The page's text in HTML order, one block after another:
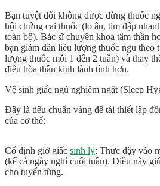
Bạn tuyệt đối không được dừng thuốc
hội chứng cai thuốc (lo âu, tim đập
toàn bộ). Bác sĩ chuyên khoa tâm thần
bạn giảm dần liều lượng thuốc ngủ theo
lượng thuốc mỗi 1 đến 2 tuần) và thay
điều hòa thần kinh lành tính hơn.
Vệ sinh giấc ngủ nghiêm ngặt (Sleep
Đây là tiêu chuẩn vàng để tái thiết lập
của cơ thể:
Cố định giờ giấc sinh lý: Thức dậy vào
(kể cả ngày nghỉ cuối tuần). Điều này
cho tuyến tùng.